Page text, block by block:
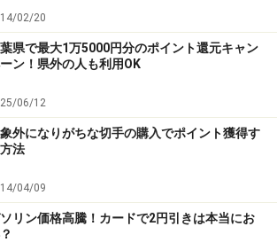
02/20
県で最大1万5000円分のポイント還元キャン
ン！県外の人も利用OK
06/12
外になりがちな切手の購入でポイント獲得す
法
04/09
リン価格高騰！カードで2円引きは本当にお